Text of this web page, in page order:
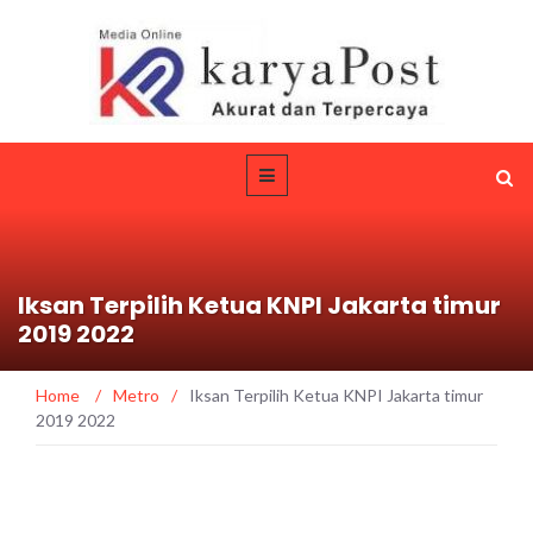
Iksan Terpilih Ketua KNPI Jakarta timur
2019 2022
Home / Metro /
Iksan Terpilih Ketua KNPI Jakarta timur
2019 2022